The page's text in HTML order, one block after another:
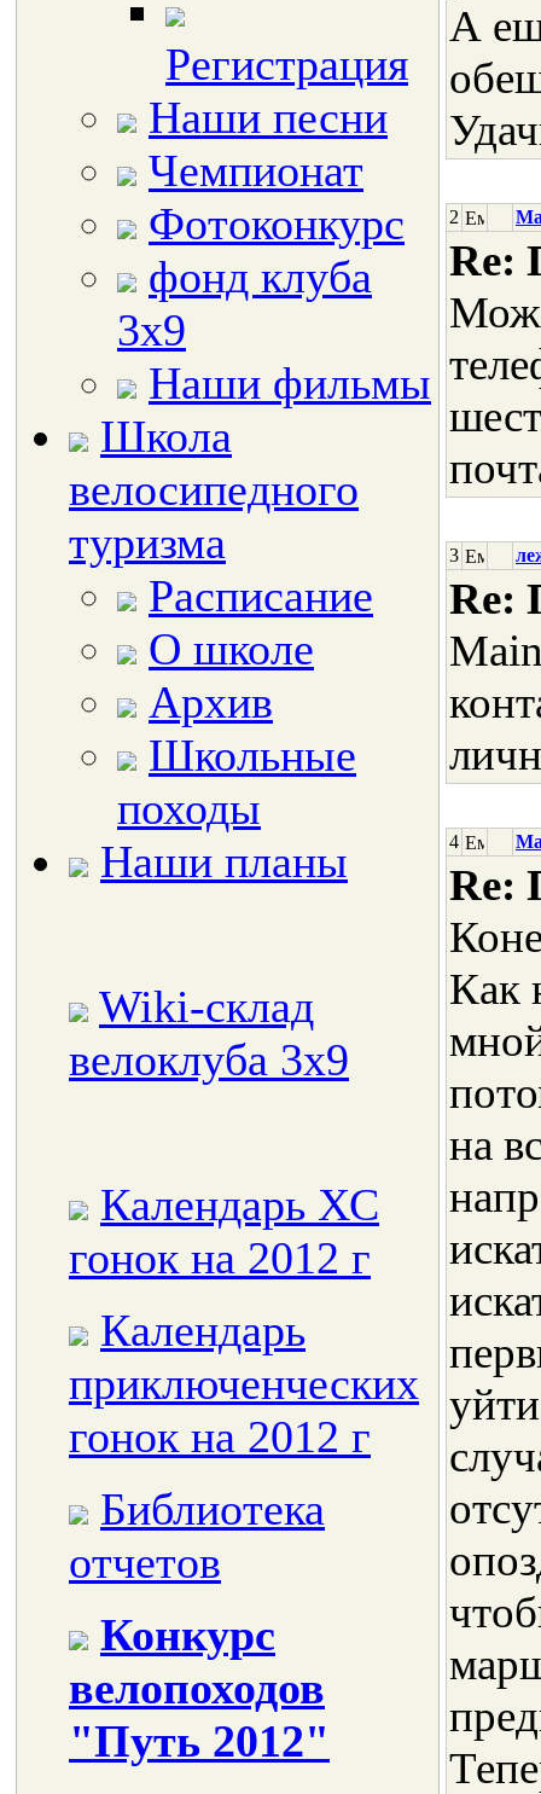
Регистрация
Наши песни
Чемпионат
Фотоконкурс
фонд клуба
3х9
Наши фильмы
Школа
велосипедного
туризма
Расписание
О школе
Архив
Школьные
походы
Наши планы
Wiki-склад
велоклуба 3x9
Календарь ХС
гонок на 2012 г
Календарь
приключенческих
гонок на 2012 г
Библиотека
отчетов
Конкурс
велопоходов
"Путь 2012"
А
2
Re:
3
Re:
4
Re:
Как
на